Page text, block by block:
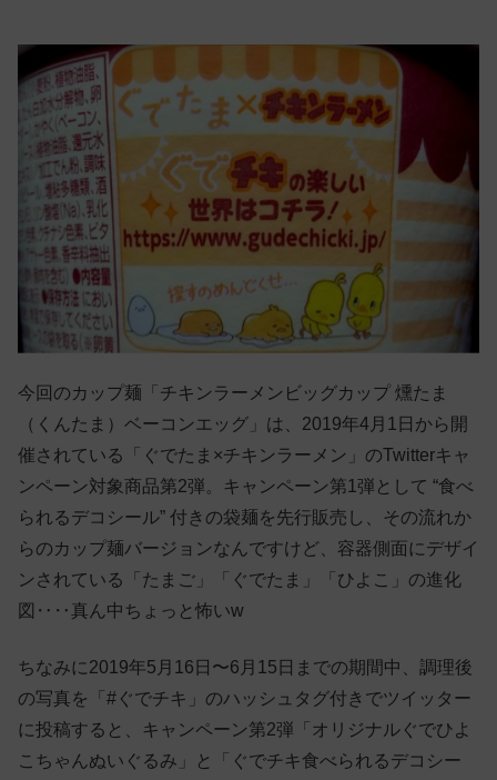
今回のカップ麺「チキンラーメンビッグカップ 燻たま
（くんたま）ベーコンエッグ」は、2019年4月1日から開
催されている「ぐでたま×チキンラーメン」のTwitterキャ
ンペーン対象商品第2弾。キャンペーン第1弾として “食べ
られるデコシール” 付きの袋麺を先行販売し、その流れか
らのカップ麺バージョンなんですけど、容器側面にデザイ
ンされている「たまご」「ぐでたま」「ひよこ」の進化
図‥‥真ん中ちょっと怖いw
ちなみに2019年5月16日〜6月15日までの期間中、調理後
の写真を「#ぐでチキ」のハッシュタグ付きでツイッター
に投稿すると、キャンペーン第2弾「オリジナルぐでひよ
こちゃんぬいぐるみ」と「ぐでチキ食べられるデコシー